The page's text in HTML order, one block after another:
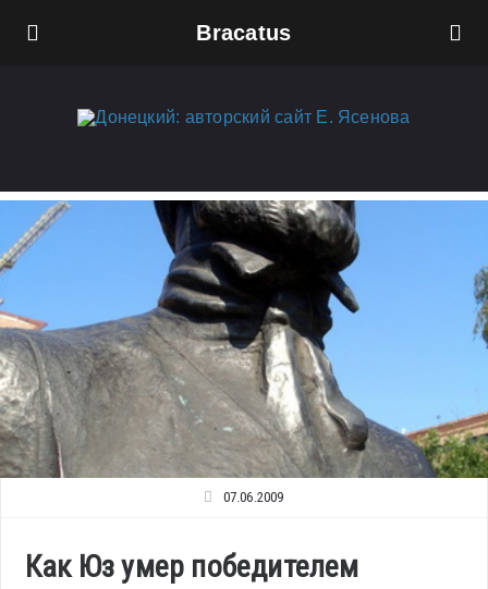
Bracatus
07.06.2009
Как Юз умер победителем